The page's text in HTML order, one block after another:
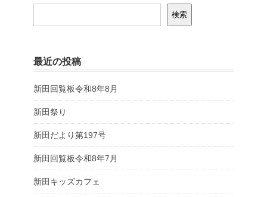
検索
最近の投稿
新田回覧板令和8年8月
新田祭り
新田だより第197号
新田回覧板令和8年7月
新田キッズカフェ